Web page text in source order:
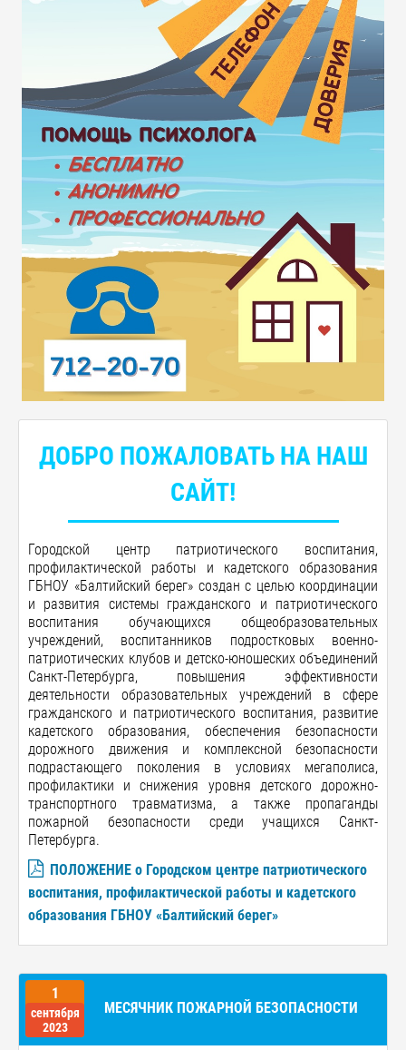
ДОБРО ПОЖАЛОВАТЬ НА НАШ
САЙТ!
Городской центр патриотического воспитания,
профилактической работы и кадетского образования
ГБНОУ «Балтийский берег» создан с целью координации
и развития системы гражданского и патриотического
воспитания обучающихся общеобразовательных
учреждений, воспитанников подростковых военно-
патриотических клубов и детско-юношеских объединений
Санкт-Петербурга, повышения эффективности
деятельности образовательных учреждений в сфере
гражданского и патриотического воспитания, развитие
кадетского образования, обеспечения безопасности
дорожного движения и комплексной безопасности
подрастающего поколения в условиях мегаполиса,
профилактики и снижения уровня детского дорожно-
транспортного травматизма, а также пропаганды
пожарной безопасности среди учащихся Санкт-
Петербурга.
ПОЛОЖЕНИЕ о Городском центре патриотического
воспитания, профилактической работы и кадетского
образования ГБНОУ «Балтийский берег»
1
сентября
2023
МЕСЯЧНИК ПОЖАРНОЙ БЕЗОПАСНОСТИ